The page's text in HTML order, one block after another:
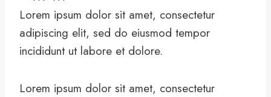
Lorem ipsum dolor sit amet, consectetur
adipiscing elit, sed do eiusmod tempor
incididunt ut labore et dolore.
Lorem ipsum dolor sit amet, consectetur